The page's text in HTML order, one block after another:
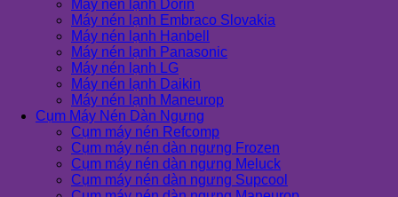
Máy nén lạnh Dorin
Máy nén lạnh Embraco Slovakia
Máy nén lạnh Hanbell
Máy nén lạnh Panasonic
Máy nén lạnh LG
Máy nén lạnh Daikin
Máy nén lạnh Maneurop
Cụm Máy Nén Dàn Ngưng
Cụm máy nén Refcomp
Cụm máy nén dàn ngưng Frozen
Cụm máy nén dàn ngưng Meluck
Cụm máy nén dàn ngưng Supcool